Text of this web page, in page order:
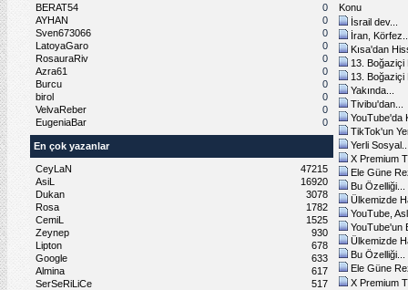
BERAT54
0
AYHAN
0
Sven673066
0
LatoyaGaro
0
RosauraRiv
0
Azra61
0
Burcu
0
birol
0
VelvaReber
0
EugeniaBar
0
Konu
İsrail dev...
İran,
Kısa'dan
13. Boğaziçi
13. Boğaziçi
Yakında...
Tivibu'dan...
YouTube'da
TikTok'un
Yerli
X Premium
Ele Güne
Bu Özelliği...
Ülkemizde
YouTube,
YouTube'un
Ülkemizde
Bu Özelliği...
Ele Güne
X Premium
En çok yazanlar
CeyLaN
47215
AsiL
16920
Dukan
3078
Rosa
1782
CemiL
1525
Zeynep
930
Lipton
678
Google
633
Almina
617
SerSeRiLiCe
517